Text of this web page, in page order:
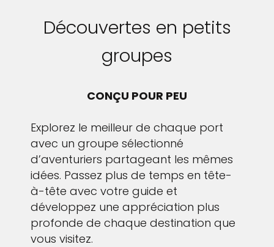
Découvertes en petits
groupes
CONÇU POUR PEU
Explorez le meilleur de chaque port
avec un groupe sélectionné
d’aventuriers partageant les mêmes
idées. Passez plus de temps en tête-
à-tête avec votre guide et
développez une appréciation plus
profonde de chaque destination que
vous visitez.